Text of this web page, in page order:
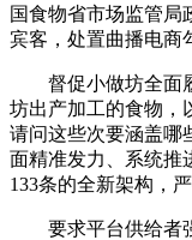
国食物省市场监管局
宾客，处置曲播电商
督促小做坊全面履
坊出产加工的食物，
请问这些次要涵盖哪
面精准发力、系统推
133条的全新架构，
要求平台供给者强